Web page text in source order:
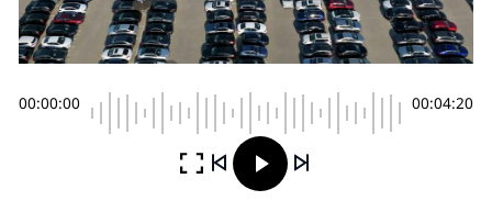
00:00:00 00:04:20